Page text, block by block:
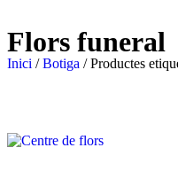
Flors funeral
Inici /Botiga / Productes